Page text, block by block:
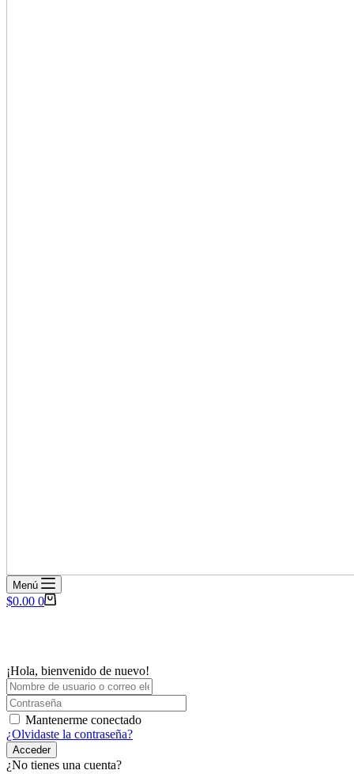
Menú
Carro
$0.00 0
¡Hola, bienvenido de nuevo!
Mantenerme conectado
¿Olvidaste la contraseña?
Acceder
¿No tienes una cuenta?